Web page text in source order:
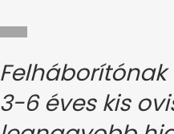
3-6 éves kis